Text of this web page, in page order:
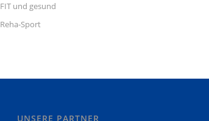
FIT und gesund
Reha-Sport
UNSERE PARTNER